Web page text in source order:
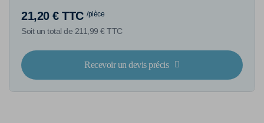
21,20 € TTC /pièce
Soit un total de 211,99 € TTC
Recevoir un devis précis